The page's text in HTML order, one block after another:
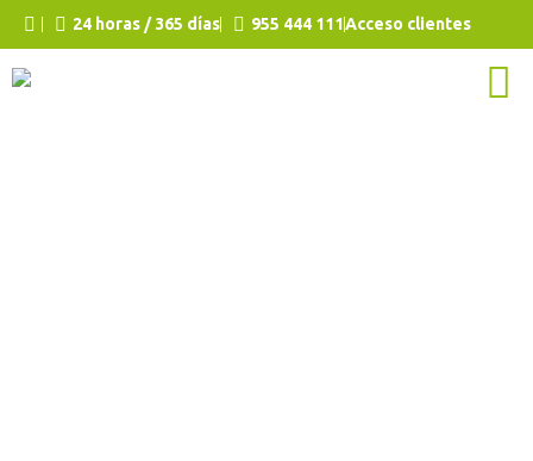
24 horas / 365 días 955 444 111Acceso clientes